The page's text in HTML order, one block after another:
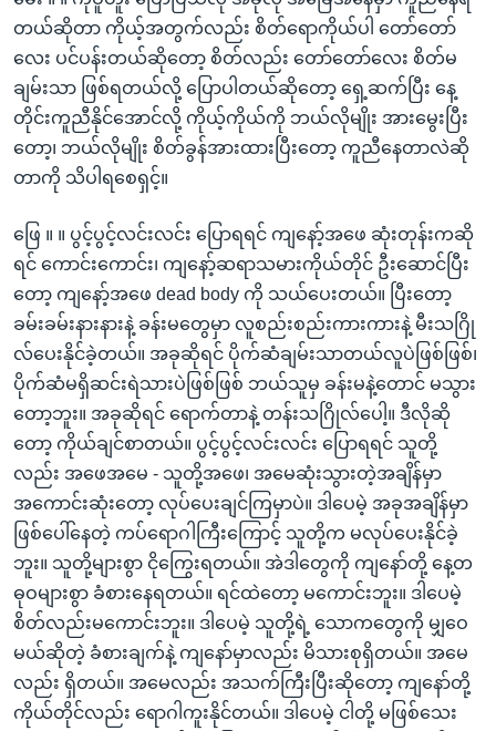
တယ်ဆိုတာ ကိုယ့်အတွက်လည်း စိတ်ရောကိုယ်ပါ တော်တော်
လေး ပင်ပန်းတယ်ဆိုတော့ စိတ်လည်း တော်တော်လေး စိတ်မ
ချမ်းသာ ဖြစ်ရတယ်လို့ ပြောပါတယ်ဆိုတော့ ရှေ့ဆက်ပြီး နေ့
တိုင်းကူညီနိုင်အောင်လို့ ကိုယ့်ကိုယ်ကို ဘယ်လိုမျိုး အားမွေးပြီး
တော့၊ ဘယ်လိုမျိုး စိတ်ခွန်အားထားပြီးတော့ ကူညီနေတာလဲဆို
တာကို သိပါရစေရှင့်။
ဖြေ ။ ။ ပွင့်ပွင့်လင်းလင်း ပြောရရင် ကျနော့်အဖေ ဆုံးတုန်းကဆို
ရင် ကောင်းကောင်း၊ ကျနော့်ဆရာသမားကိုယ်တိုင် ဦးဆောင်ပြီး
တော့ ကျနော့်အဖေ dead body ကို သယ်ပေးတယ်။ ပြီးတော့
ခမ်းခမ်းနားနားနဲ့ ခန်းမတွေမှာ လူစည်းစည်းကားကားနဲ့ မီးသဂြို
လ်ပေးနိုင်ခဲ့တယ်။ အခုဆိုရင် ပိုက်ဆံချမ်းသာတယ်လူပဲဖြစ်ဖြစ်၊
ပိုက်ဆံမရှိဆင်းရဲသားပဲဖြစ်ဖြစ် ဘယ်သူမှ ခန်းမနဲ့တောင် မသွား
တော့ဘူး။ အခုဆိုရင် ရောက်တာနဲ့ တန်းသဂြိုလ်ပေါ့။ ဒီလိုဆို
တော့ ကိုယ်ချင်စာတယ်။ ပွင့်ပွင့်လင်းလင်း ပြောရရင် သူတို့
လည်း အဖေအမေ - သူတို့အဖေ၊ အမေဆုံးသွားတဲ့အချိန်မှာ
အကောင်းဆုံးတော့ လုပ်ပေးချင်ကြမှာပဲ။ ဒါပေမဲ့ အခုအချိန်မှာ
ဖြစ်ပေါ်နေတဲ့ ကပ်ရောဂါကြီးကြောင့် သူတို့က မလုပ်ပေးနိုင်ခဲ့
ဘူး။ သူတို့များစွာ ငိုကြွေးရတယ်။ အဲဒါတွေကို ကျနော်တို့ နေ့တ
ဓုဝများစွာ ခံစားနေရတယ်။ ရင်ထဲတော့ မကောင်းဘူး။ ဒါပေမဲ့
စိတ်လည်းမကောင်းဘူး။ ဒါပေမဲ့ သူတို့ရဲ့ သောကတွေကို မျှဝေ
မယ်ဆိုတဲ့ ခံစားချက်နဲ့ ကျနော်မှာလည်း မိသားစုရှိတယ်။ အမေ
လည်း ရှိတယ်။ အမေလည်း အသက်ကြီးပြီးဆိုတော့ ကျနော်တို့
ကိုယ်တိုင်လည်း ရောဂါကူးနိုင်တယ်။ ဒါပေမဲ့ ငါတို့ မဖြစ်သေး